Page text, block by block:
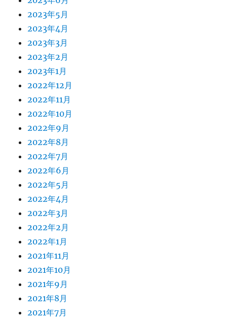
2023年5月
2023年4月
2023年3月
2023年2月
2023年1月
2022年12月
2022年11月
2022年10月
2022年9月
2022年8月
2022年7月
2022年6月
2022年5月
2022年4月
2022年3月
2022年2月
2022年1月
2021年11月
2021年10月
2021年9月
2021年8月
2021年7月